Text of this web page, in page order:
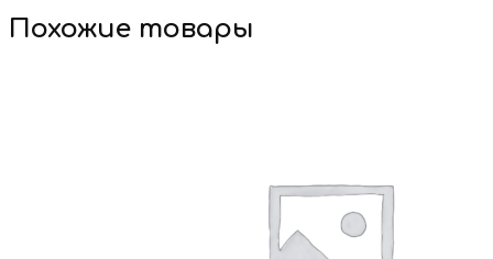
Похожие товары